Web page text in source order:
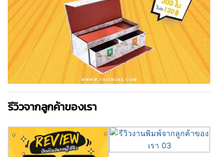
รีวิวจากลูกค้าของเรา